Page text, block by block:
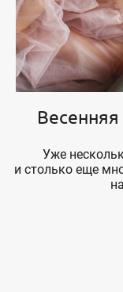
Уже
и столько еще